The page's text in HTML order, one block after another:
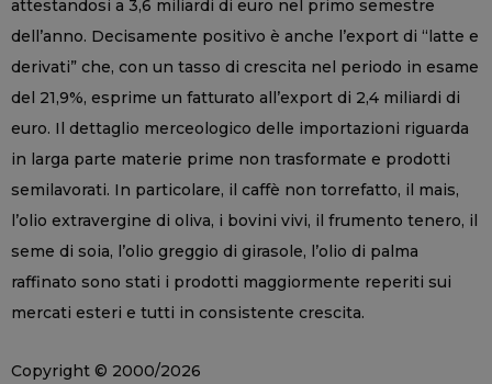
attestandosi a 3,6 miliardi di euro nel primo semestre
dell’anno. Decisamente positivo è anche l’export di “latte e
derivati” che, con un tasso di crescita nel periodo in esame
del 21,9%, esprime un fatturato all’export di 2,4 miliardi di
euro. Il dettaglio merceologico delle importazioni riguarda
in larga parte materie prime non trasformate e prodotti
semilavorati. In particolare, il caffè non torrefatto, il mais,
l’olio extravergine di oliva, i bovini vivi, il frumento tenero, il
seme di soia, l’olio greggio di girasole, l’olio di palma
raffinato sono stati i prodotti maggiormente reperiti sui
mercati esteri e tutti in consistente crescita.
Copyright © 2000/2026